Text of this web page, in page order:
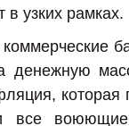
в узких рамках.
все